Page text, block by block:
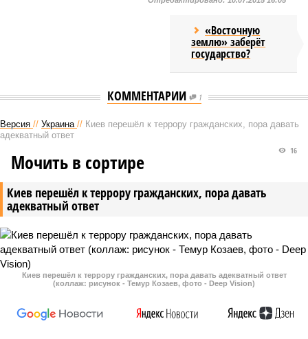
«Восточную
землю» заберёт
государство?
КОММЕНТАРИИ 1
Версия // Украина // Киев перешёл к террору гражданских, пора давать
адекватный ответ
Киев перешёл к террору гражданских, пора давать
адекватный ответ
16
Мочить в сортире
Киев перешёл к террору гражданских, пора давать адекватный ответ
(коллаж: рисунок - Темур Козаев, фото - Deep Vision)